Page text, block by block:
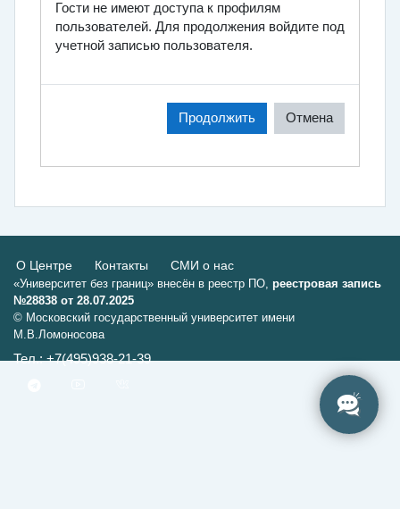
Гости не имеют доступа к профилям
пользователей. Для продолжения войдите под
учетной записью пользователя.
Продолжить Отмена
О Центре Контакты СМИ о нас
«Университет без границ» внесён в реестр ПО, реестровая запись
№28838 от 28.07.2025
© Московский государственный университет имени
М.В.Ломоносова
Тел.: +7(495)938-21-39